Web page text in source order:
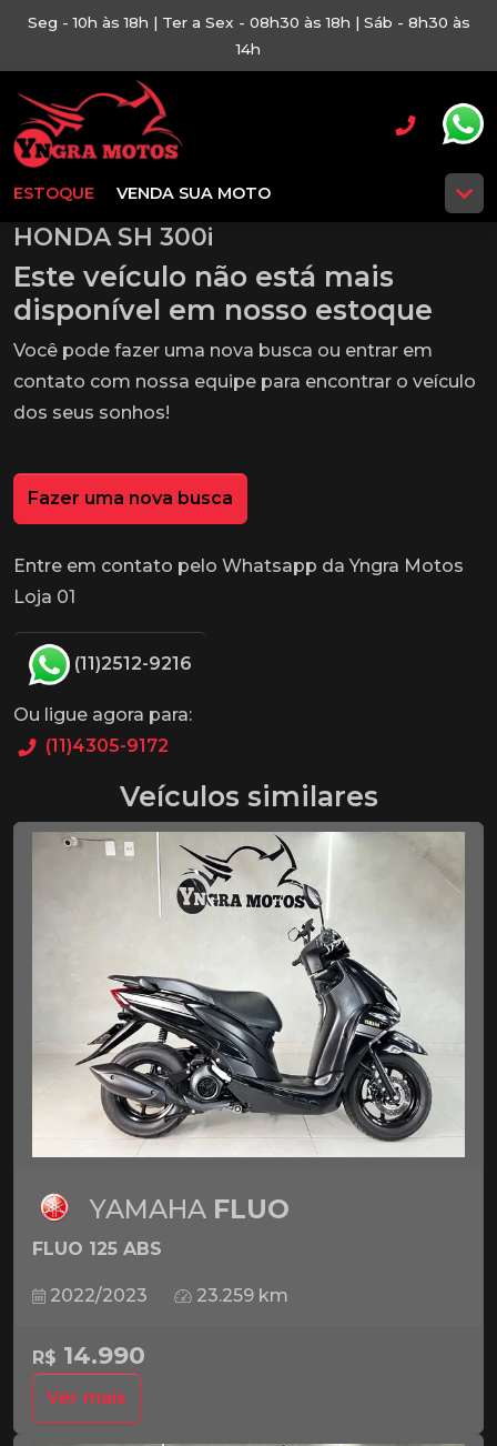
Seg - 10h às 18h | Ter a Sex - 08h30 às 18h | Sáb - 8h30 às
14h
ESTOQUE VENDA SUA MOTO
HONDA SH 300i
Este veículo não está mais
disponível em nosso estoque
Você pode fazer uma nova busca ou entrar em
contato com nossa equipe para encontrar o veículo
dos seus sonhos!
Fazer uma nova busca
Entre em contato pelo Whatsapp da Yngra Motos
Loja 01
(11)2512-9216
Ou ligue agora para:
(11)4305-9172
Veículos similares
YAMAHA FLUO
FLUO 125 ABS
2022/2023 23.259 km
R$ 14.990
Ver mais